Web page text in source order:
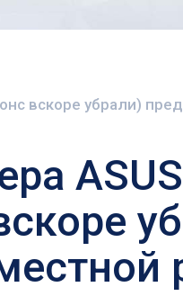
вскоре убрали)